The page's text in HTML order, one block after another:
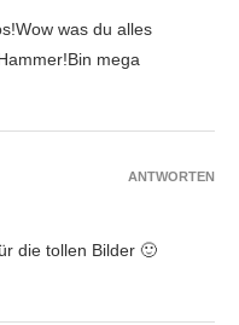
was du alles
mega
die tollen Bilder 🙂
ANTWORTEN